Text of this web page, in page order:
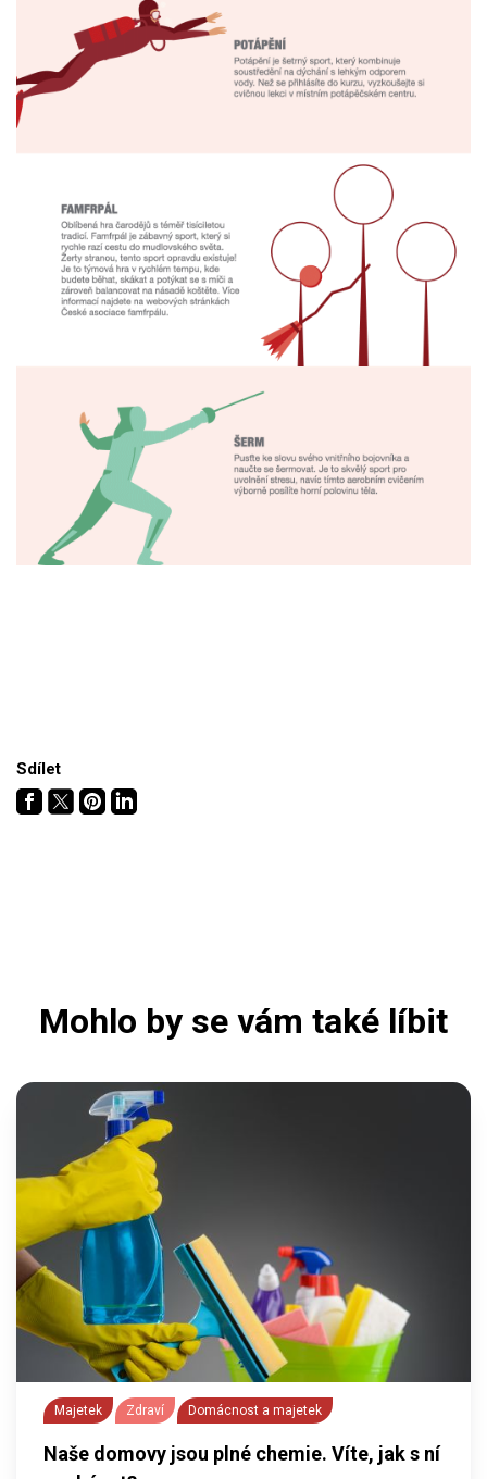
Sdílet
Mohlo by se vám také líbit
Majetek Zdraví Domácnost a majetek
Naše domovy jsou plné chemie. Víte, jak s ní